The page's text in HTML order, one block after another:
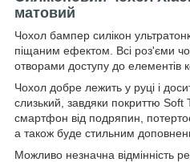
матовий
Чохол бампер силікон
піщаним ефектом. Всі роз'єми
отворами доступу до елементів
Чохол добре лежить у руці і
слизький, завдяки покриттю Soft
смартфон від подряпин,
а також буде стильним
Можливо незначна відмінність